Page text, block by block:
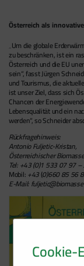
Österreich als
„Um die globale
zu beschränken, ist ein
Österreich und die EU
sein“, fasst Jürgen
und Tourismus, die
ist unser Ziel, dass sich
Chancen der
Lebensqualität und ein
werden“, so Schneider
Rückfragehinweis:
Antonio Fuljetic-Kristan,
Österreichischer
Tel: +43 (0)1 533 07 97 –
Mobil: +43(0)660 85 56
E-Mail:
Cookie-